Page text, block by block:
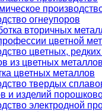
огнеупоров
вторичных
цветной
цветных,
из цветных металлов
цветных металлов
твердых
и изделий
электродной